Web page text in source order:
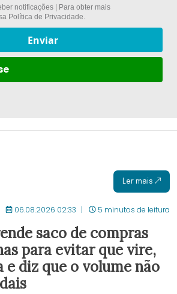
notificações | Para obter mais
Política de Privacidade.
Enviar
Ler mais
06.08.2026 02:33 5 minutos de leitura
saco de compras
para evitar que vire,
e diz que o volume não